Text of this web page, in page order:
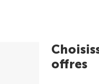
offres